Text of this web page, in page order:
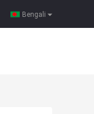
Bengali